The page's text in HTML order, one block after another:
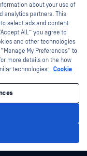
ール
、Metascan、
、OPSWAT 、Protecting the
、InQuest、InQuestロゴ、
the Huntは、OPSWAT の商標
です。
設定
about your use of
analytics partners. This
select ads and content
All,” you agree to
and other technologies
My Preferences” to
more details on the how
technologies: Cookie
what's critical